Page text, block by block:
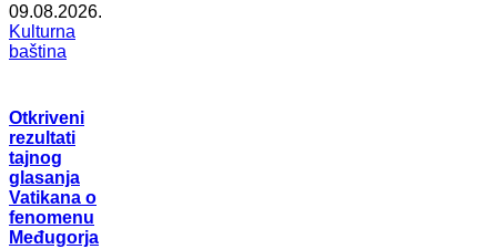
09.08.2026.
Kulturna
baština
Otkriveni
rezultati
tajnog
glasanja
Vatikana o
fenomenu
Međugorja